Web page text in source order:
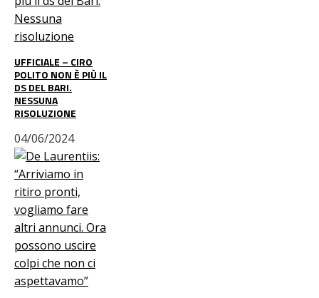
UFFICIALE – CIRO
POLITO NON È PIÙ IL
DS DEL BARI.
NESSUNA
RISOLUZIONE
04/06/2024